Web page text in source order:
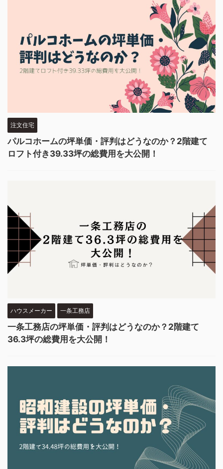
注文住宅
パルコホームの坪単価・評判はどうなのか？2階建て
ロフト付き39.33坪の総費用を大公開！
ハウスメーカー 一条工務店
一条工務店の坪単価・評判はどうなのか？2階建て
36.3坪の総費用を大公開！